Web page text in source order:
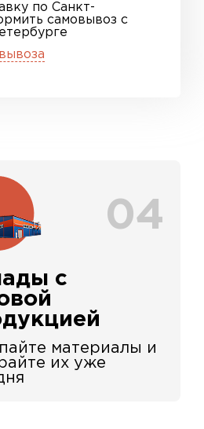
по Санкт-
самовывоз с
04
с
материалы и
их уже